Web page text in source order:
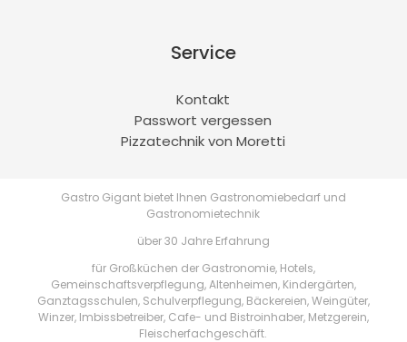
Service
Kontakt
Passwort vergessen
Pizzatechnik von Moretti
Gastro Gigant bietet Ihnen Gastronomiebedarf und
Gastronomietechnik
über 30 Jahre Erfahrung
für Großküchen der Gastronomie, Hotels,
Gemeinschaftsverpflegung, Altenheimen, Kindergärten,
Ganztagsschulen, Schulverpflegung, Bäckereien, Weingüter,
Winzer, Imbissbetreiber, Cafe- und Bistroinhaber, Metzgerein,
Fleischerfachgeschäft.